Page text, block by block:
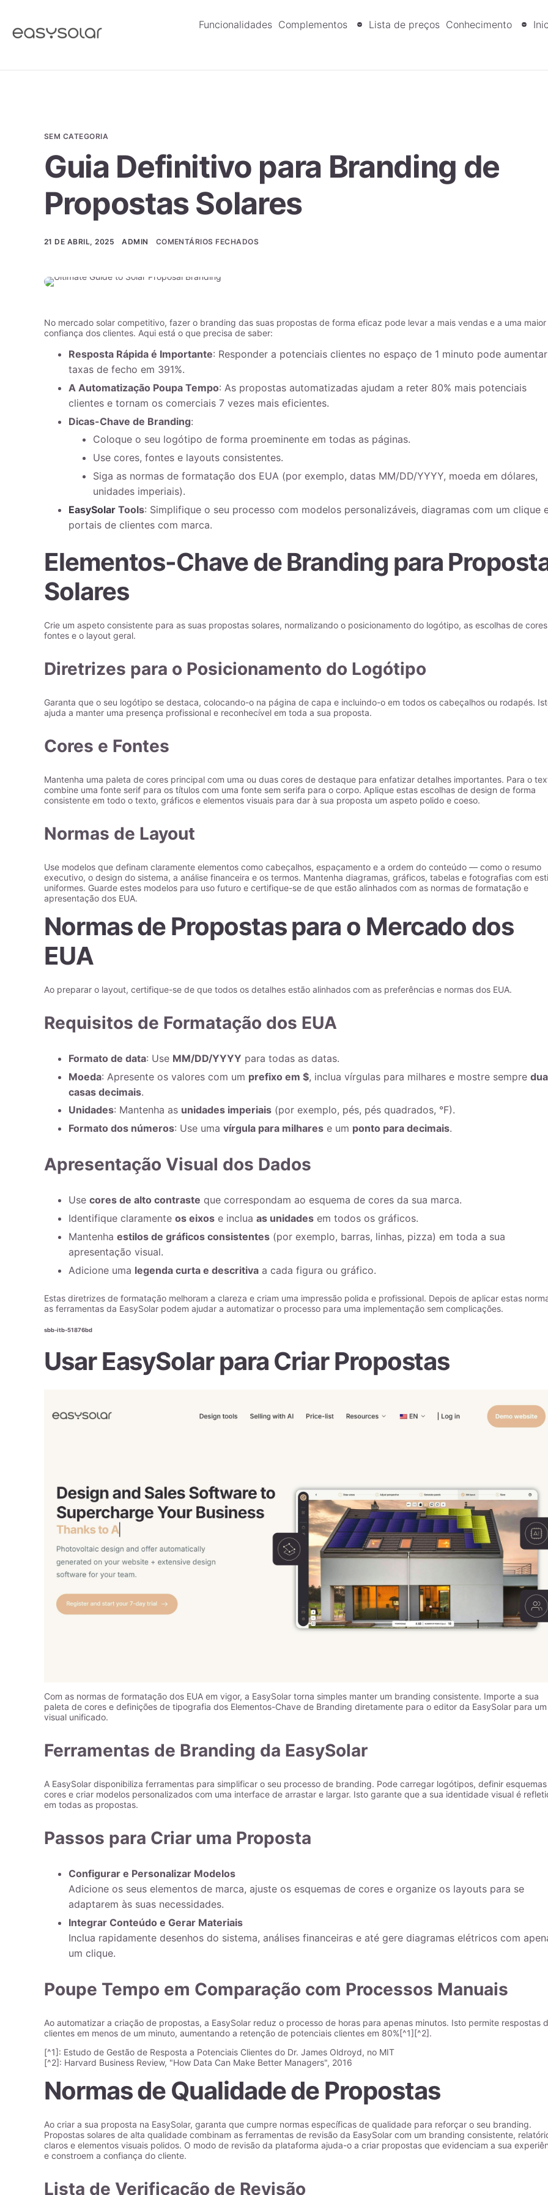
Funcionalidades Complementos Lista de preços Conhecimento
SEM CATEGORIA
Guia Definitivo para Branding de
Propostas Solares
21 DE ABRIL, 2025 ADMIN COMENTÁRIOS FECHADOS
No mercado solar competitivo, fazer o branding das suas propostas de forma eficaz pode levar a mais vendas e a uma maior
confiança dos clientes. Aqui está o que precisa de saber:
Resposta Rápida é Importante: Responder a potenciais clientes no espaço de 1 minuto pode
taxas de fecho em 391%.
A Automatização Poupa Tempo: As propostas automatizadas ajudam a reter 80% mais potenciais
clientes e tornam os comerciais 7 vezes mais eficientes.
Dicas-Chave de Branding:
Coloque o seu logótipo de forma proeminente em todas as páginas.
Use cores, fontes e layouts consistentes.
Siga as normas de formatação dos EUA (por exemplo, datas MM/DD/YYYY, moeda em dólares,
unidades imperiais).
EasySolar Tools: Simplifique o seu processo com modelos personalizáveis, diagramas com um clique
portais de clientes com marca.
Elementos-Chave de Branding para
Solares
Crie um aspeto consistente para as suas propostas solares, normalizando o posicionamento do logótipo, as escolhas de
fontes e o layout geral.
Diretrizes para o Posicionamento do Logótipo
Garanta que o seu logótipo se destaca, colocando-o na página de capa e incluindo-o em todos os cabeçalhos ou rodapés.
ajuda a manter uma presença profissional e reconhecível em toda a sua proposta.
Cores e Fontes
Mantenha uma paleta de cores principal com uma ou duas cores de destaque para enfatizar detalhes importantes. Para o
combine uma fonte serif para os títulos com uma fonte sem serifa para o corpo. Aplique estas escolhas de design de forma
consistente em todo o texto, gráficos e elementos visuais para dar à sua proposta um aspeto polido e coeso.
Normas de Layout
Use modelos que definam claramente elementos como cabeçalhos, espaçamento e a ordem do conteúdo — como o resumo
executivo, o design do sistema, a análise financeira e os termos. Mantenha diagramas, gráficos, tabelas e fotografias com
uniformes. Guarde estes modelos para uso futuro e certifique-se de que estão alinhados com as normas de formatação e
apresentação dos EUA.
Normas de Propostas para o Mercado dos
EUA
Ao preparar o layout, certifique-se de que todos os detalhes estão alinhados com as preferências e normas dos EUA.
Requisitos de Formatação dos EUA
Formato de data: Use MM/DD/YYYY para todas as datas.
Moeda: Apresente os valores com um prefixo em $, inclua vírgulas para milhares e mostre sempre
casas decimais.
Unidades: Mantenha as unidades imperiais (por exemplo, pés, pés quadrados, °F).
Formato dos números: Use uma vírgula para milhares e um ponto para decimais.
Apresentação Visual dos Dados
Use cores de alto contraste que correspondam ao esquema de cores da sua marca.
Identifique claramente os eixos e inclua as unidades em todos os gráficos.
Mantenha estilos de gráficos consistentes (por exemplo, barras, linhas, pizza) em toda a sua
apresentação visual.
Adicione uma legenda curta e descritiva a cada figura ou gráfico.
Estas diretrizes de formatação melhoram a clareza e criam uma impressão polida e profissional. Depois de aplicar estas
as ferramentas da EasySolar podem ajudar a automatizar o processo para uma implementação sem complicações.
sbb-itb-51876bd
UsarEasySolarpara Criar Propostas
Com as normas de formatação dos EUA em vigor, a EasySolar torna simples manter um branding consistente. Importe a sua
paleta de cores e definições de tipografia dos Elementos-Chave de Branding diretamente para o editor da EasySolar para um
visual unificado.
Ferramentas de Branding da EasySolar
A EasySolar disponibiliza ferramentas para simplificar o seu processo de branding. Pode carregar logótipos, definir
cores e criar modelos personalizados com uma interface de arrastar e largar. Isto garante que a sua identidade visual é
em todas as propostas.
Passos para Criar uma Proposta
Configurar e Personalizar Modelos
Adicione os seus elementos de marca, ajuste os esquemas de cores e organize os layouts para se
adaptarem às suas necessidades.
Integrar Conteúdo e Gerar Materiais
Inclua rapidamente desenhos do sistema, análises financeiras e até gere diagramas elétricos com
um clique.
Poupe Tempo em Comparação com Processos Manuais
Ao automatizar a criação de propostas, a EasySolar reduz o processo de horas para apenas minutos. Isto permite respostas
clientes em menos de um minuto, aumentando a retenção de potenciais clientes em 80%[^1][^2].
[^1]: Estudo de Gestão de Resposta a Potenciais Clientes do Dr. James Oldroyd, no MIT
[^2]: Harvard Business Review, "How Data Can Make Better Managers", 2016
Normas de Qualidade de Propostas
Ao criar a sua proposta na EasySolar, garanta que cumpre normas específicas de qualidade para reforçar o seu branding.
Propostas solares de alta qualidade combinam as ferramentas de revisão da EasySolar com um branding consistente,
claros e elementos visuais polidos. O modo de revisão da plataforma ajuda-o a criar propostas que evidenciam a sua
e constroem a confiança do cliente.
Lista de Verificação de Revisão